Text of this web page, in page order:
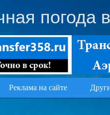
погода
Реклама на сайте